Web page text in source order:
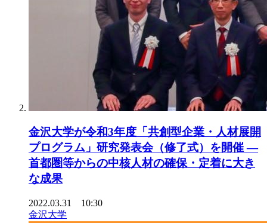
金沢大学が令和3年度「共創型企業・人材展開
プログラム」研究発表会（修了式）を開催 —
首都圏等からの中核人材の確保・定着に大き
な成果
2022.03.31 10:30
金沢大学